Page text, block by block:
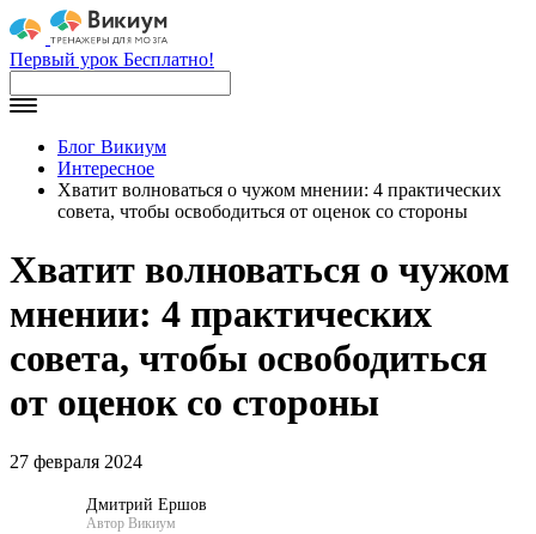
Первый урок Бесплатно!
Блог Викиум
Интересное
Хватит волноваться о чужом мнении: 4 практических
совета, чтобы освободиться от оценок со стороны
Хватит волноваться о чужом
мнении: 4 практических
совета, чтобы освободиться
от оценок со стороны
27 февраля 2024
Дмитрий Ершов
Автор Викиум